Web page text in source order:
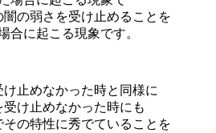
の弱さを受け止めることを
合に起こる現象です。
止めなかった時と同様に
け止めなかった時にも
その特性に秀でていることを